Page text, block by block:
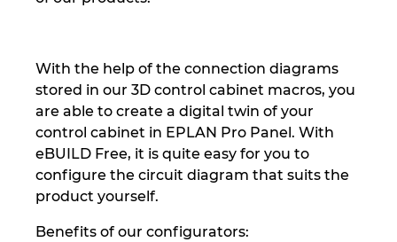
With the help of the connection diagrams
stored in our 3D control cabinet macros, you
are able to create a digital twin of your
control cabinet in EPLAN Pro Panel. With
eBUILD Free, it is quite easy for you to
configure the circuit diagram that suits the
product yourself.
Benefits of our configurators:
Spain
Sweden
Switzerland